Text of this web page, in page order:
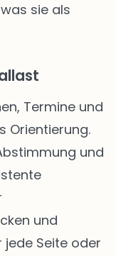
sie als
Termine und
Orientierung.
und
und
jede Seite oder